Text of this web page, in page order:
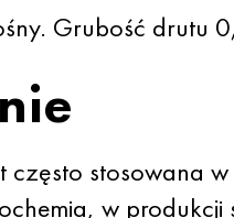
Grubość drutu
często stosowana
w